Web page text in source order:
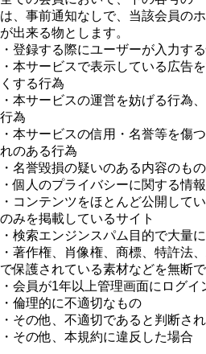
は、事前通知なしで、当該会員の
が出来る物とします。
・登録する際にユーザーが入力す
・本サービスで表示している広告
くする行為
・本サービスの運営を妨げる行為
行為
・本サービスの信用・名誉等を傷
れのある行為
・名誉毀損の疑いのある内容のもの
・個人のプライバシーに関する情
・コンテンツをほとんど公開して
のみを掲載しているサイト
・検索エンジンスパム目的で大量
・著作権、肖像権、商標、特許法
で保護されている素材などを無断
・会員が1年以上管理画面にログ
・倫理的に不適切なもの
・その他、不適切であると判断さ
・その他、本規約に違反した場合